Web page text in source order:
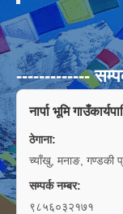
-------------
नार्पा भूमि
ठेगाना:
च्याँखु, मनाङ, गण्डकी
सम्पर्क नम्बर:
९८५६०३२१७१